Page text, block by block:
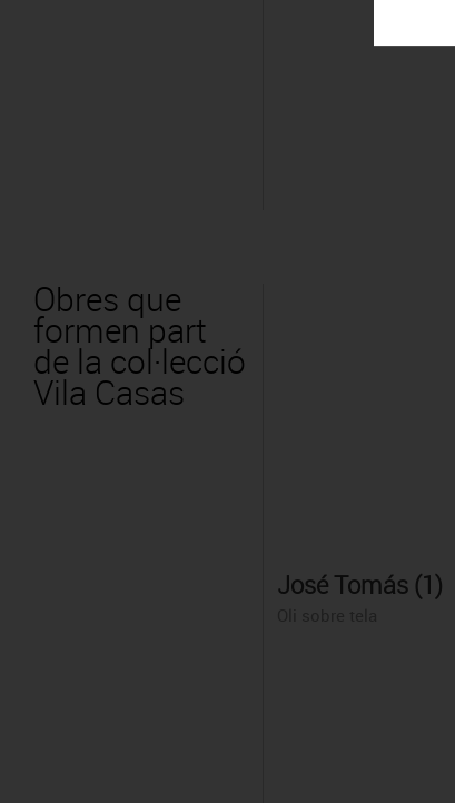
Obres que
formen part
de la col·lecció
Vila Casas
José Tomás (1)